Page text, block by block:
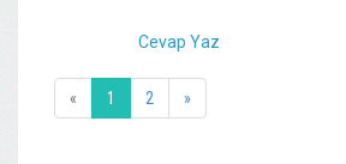
Cevap Yaz
« 1 2 »